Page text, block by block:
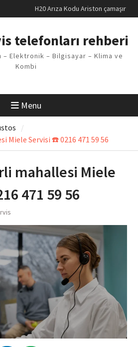
LG kombi E2 Arızası Çözümü
Vaillant çamaşır makinesi E03
Arıza Kodu
Ferroli klima E3 Arızası Çözümü
telefonları rehberi
– Elektronik – Bilgisayar – Klima ve
Kombi
Menu
Miele Servisi ☎️ 0216 471 59 56
mahallesi Miele
471 59 56